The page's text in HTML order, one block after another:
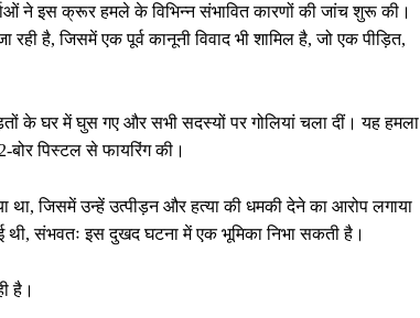
ने इस क्रूर हमले के विभिन्न संभावित कारणों की जांच शुरू की।
है, जिसमें एक पूर्व कानूनी विवाद भी शामिल है, जो एक पीड़ित,
के घर में घुस गए और सभी सदस्यों पर गोलियां चला दीं। यह हमला
पिस्टल से फायरिंग की।
था, जिसमें उन्हें उत्पीड़न और हत्या की धमकी देने का आरोप लगाया
थी, संभवतः इस दुखद घटना में एक भूमिका निभा सकती है।
है।